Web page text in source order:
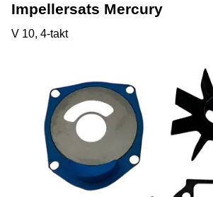
Impellersats Mercury
V 10, 4-takt